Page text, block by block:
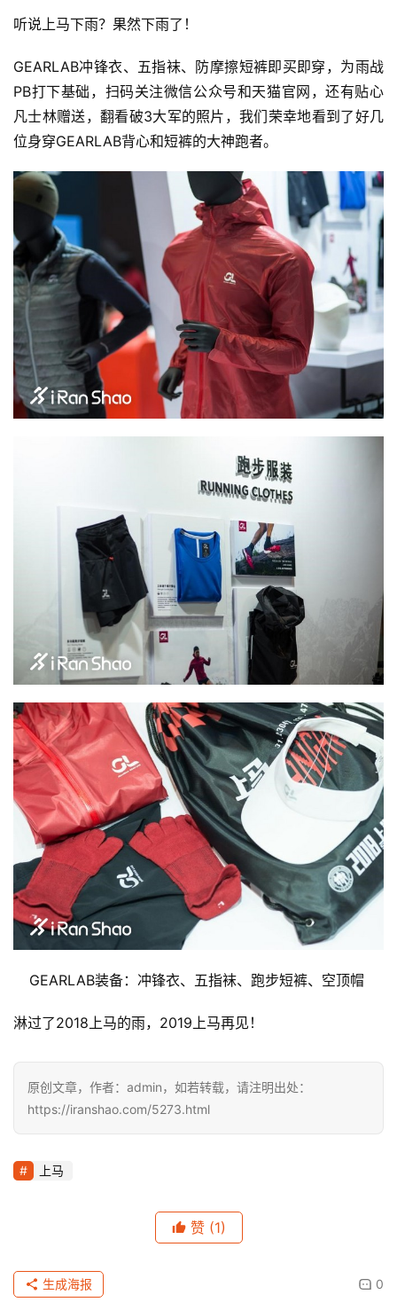
听说上马下雨？果然下雨了！
GEARLAB冲锋衣、五指袜、防摩擦短裤即买即穿，为雨战
PB打下基础，扫码关注微信公众号和天猫官网，还有贴心
凡士林赠送，翻看破3大军的照片，我们荣幸地看到了好几
位身穿GEARLAB背心和短裤的大神跑者。
GEARLAB装备：冲锋衣、五指袜、跑步短裤、空顶帽
淋过了2018上马的雨，2019上马再见！
原创文章，作者：admin，如若转载，请注明出处：
https://iranshao.com/5273.html
上马
赞 (1)
0
生成海报